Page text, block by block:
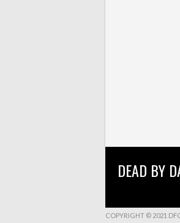
DEAD BY
COPYRIGHT © 2021